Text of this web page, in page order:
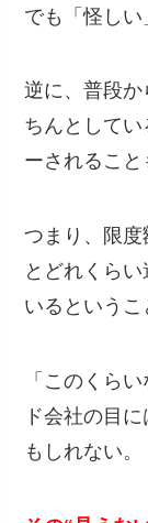
でも「怪しい
逆に、普段か
ちんとして
ーされること
つまり、限度
とどれくら
いるというこ
「このくら
ド会社の目
もしれない。